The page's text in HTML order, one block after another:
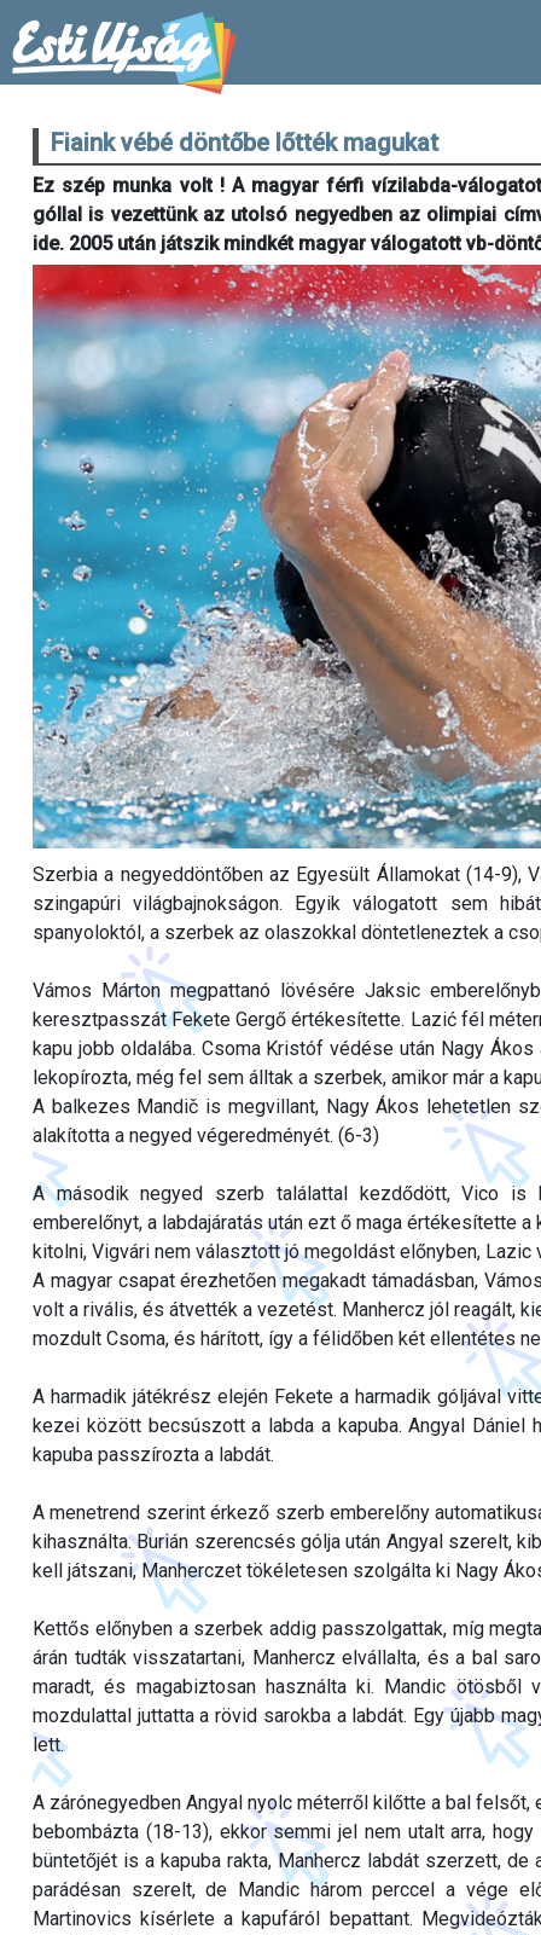
Fiaink vébé döntőbe lőtték magukat
Ez szép munka volt ! A magyar férfi vízilabda-
góllal is vezettünk az utolsó negyedben az olimpiai
ide. 2005 után játszik mindkét magyar válogatott vb-
Szerbia a negyeddöntőben az Egyesült Államokat (14-9),
szingapúri világbajnokságon. Egyik válogatott sem
spanyoloktól, a szerbek az olaszokkal döntetleneztek a
Vámos Márton megpattanó lövésére Jaksic
keresztpasszát Fekete Gergő értékesítette. Lazić fél
kapu jobb oldalába. Csoma Kristóf védése után Nagy
lekopírozta, még fel sem álltak a szerbek, amikor már a
A balkezes Mandič is megvillant, Nagy Ákos lehetetlen
alakította a negyed végeredményét. (6-3)
A második negyed szerb találattal kezdődött, Vico is
emberelőnyt, a labdajáratás után ezt ő maga értékesítette
kitolni, Vigvári nem választott jó megoldást előnyben,
A magyar csapat érezhetően megakadt támadásban,
volt a rivális, és átvették a vezetést. Manhercz jól reagált,
mozdult Csoma, és hárított, így a félidőben két ellentétes
A harmadik játékrész elején Fekete a harmadik góljával
kezei között becsúszott a labda a kapuba. Angyal
kapuba passzírozta a labdát.
A menetrend szerint érkező szerb emberelőny
kihasználta. Burián szerencsés gólja után Angyal szerelt,
kell játszani, Manherczet tökéletesen szolgálta ki Nagy
Kettős előnyben a szerbek addig passzolgattak, míg
árán tudták visszatartani, Manhercz elvállalta, és a bal
maradt, és magabiztosan használta ki. Mandic
mozdulattal juttatta a rövid sarokba a labdát. Egy újabb
lett.
A zárónegyedben Angyal nyolc méterről kilőtte a bal
bebombázta (18-13), ekkor semmi jel nem utalt arra,
büntetőjét is a kapuba rakta, Manhercz labdát szerzett,
parádésan szerelt, de Mandic három perccel a vége
Martinovics kísérlete a kapufáról bepattant.